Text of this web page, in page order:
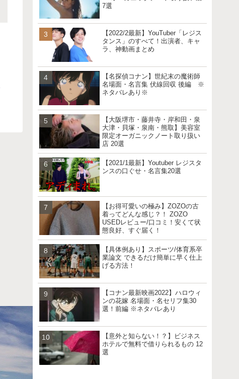
7選
【2022/2最新】YouTuber「レジス
タンス」のすべて！出演者、キャ
ラ、神動画まとめ
【名探偵コナン】世紀末の魔術師
名場面・名言集 伏線回収 後編 ※
ネタバレあり※
【大阪堺市・藤井寺・岸和田・泉
大津・貝塚・泉南・熊取】美容室
限定オーガニックノート取り扱い
店 20選
【2021/1最新】Youtuber レジスタ
ンスの口ぐせ・名言集20選
【お得可愛いの極み】ZOZOの古
着ってどんな感じ？！ ZOZO
USEDレビュー/口コミ！安くて状
態良好、すぐ届く！
【具体例あり】スポーツ/体育系卒
業論文 できるだけ簡単に早く仕上
げる方法！
【コナン最新映画2022】ハロウィ
ンの花嫁 名場面・名セリフ集30
選！前編 ※ネタバレあり
【意外と知らない！？】ビジネス
ホテルで無料で借りられるもの 12
選